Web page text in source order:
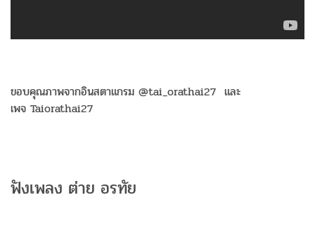
ขอบคุณภาพจากอินสตาแกรม @tai_orathai27 และ
เพจ Taiorathai27
ฟังเพลง ต่าย อรทัย